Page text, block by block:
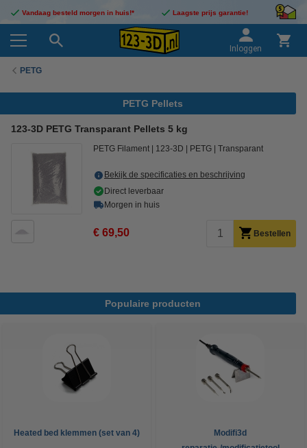
Vandaag besteld morgen in huis!* Laagste prijs garantie!
Inloggen
PETG
PETG Pellets
123-3D PETG Transparant Pellets 5 kg
PETG Filament 123-3D PETG Transparant
Bekijk de specificaties en beschrijving
Direct leverbaar
Morgen in huis
€ 69,50 Bestellen
Populaire producten
Heated bed klemmen (set van 4)
Modifi3d